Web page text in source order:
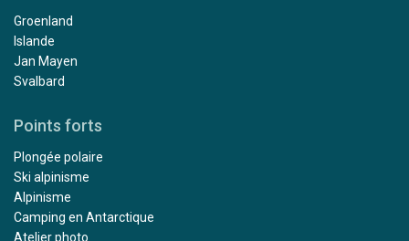
Groenland
Islande
Jan Mayen
Svalbard
Points forts
Plongée polaire
Ski alpinisme
Alpinisme
Camping en Antarctique
Atelier photo